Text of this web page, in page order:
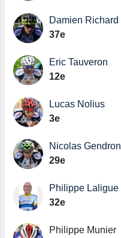
Damien Richard
37e
Eric Tauveron
12e
Lucas Nolius
3e
Nicolas Gendron
29e
Philippe Laligue
32e
Philippe Munier